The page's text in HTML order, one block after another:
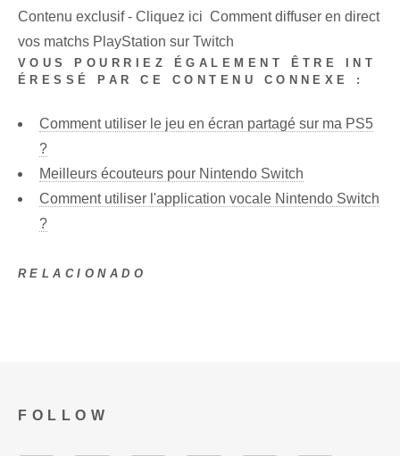
Contenu exclusif - Cliquez ici Comment diffuser en direct
vos matchs PlayStation sur Twitch
VOUS POURRIEZ ÉGALEMENT ÊTRE INT
ÉRESSÉ PAR CE CONTENU CONNEXE :
Comment utiliser le jeu en écran partagé sur ma PS5
?
Meilleurs écouteurs pour Nintendo Switch
Comment utiliser l'application vocale Nintendo Switch
?
RELACIONADO
FOLLOW